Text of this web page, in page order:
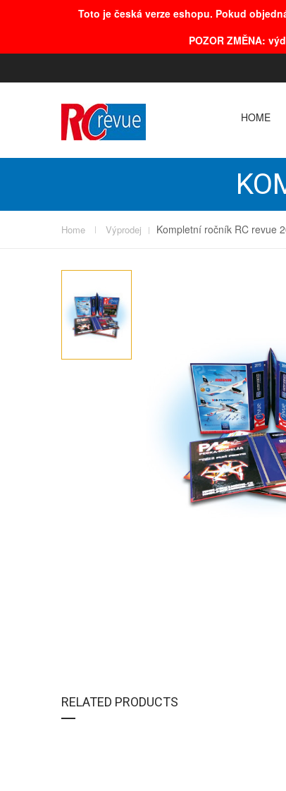
Toto je česká verze eshopu. Pokud
POZOR ZMĚNA:
HOME
Home Výprodej Kompletní ročník RC revue
RELATED PRODUCTS